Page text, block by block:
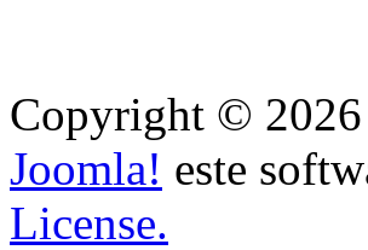
Copyright © 2026
Joomla! este
License.